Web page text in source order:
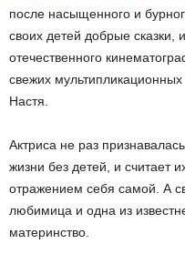
после насыщенного и
своих детей добрые
отечественного
свежих
Настя.
Актриса не раз
жизни без детей, и считает
отражением себя самой. А
любимица и одна из
материнство.